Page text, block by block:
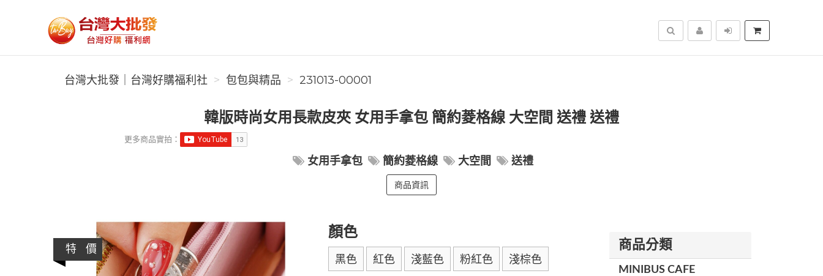
台灣大批發｜台灣好購福利社
搜尋
台灣大批發｜台灣好購福利社 包包與精品 231013-00001
韓版時尚女用長款皮夾 女用手拿包 簡約菱格線 大空間 送禮 送禮
更多商品實拍：
女用手拿包 簡約菱格線 大空間 送禮
商品資訊
特 價
顏色
黑色 紅色 淺藍色 粉紅色 淺棕色
商品分類
MINIBUS CAFE